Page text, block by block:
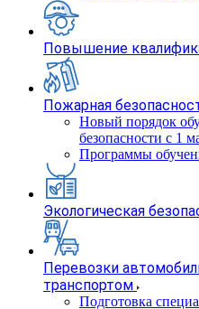
Повышение
Пожарная
Новый порядок
безопасности с 1
Программы
Экологическая
Перевозки
транспортом
Подготовка